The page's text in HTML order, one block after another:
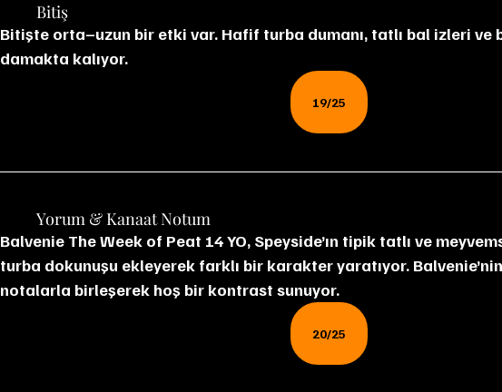
	Bitiş
Bitişte orta–uzun bir etki var. Hafif turba dumanı, tatlı bal izleri
damakta kalıyor.
19/25
	Yorum & Kanaat Notum
Balvenie The Week of Peat 14 YO, Speyside’ın tipik tatlı ve
turba dokunuşu ekleyerek farklı bir karakter yaratıyor.
notalarla birleşerek hoş bir kontrast sunuyor.
20/25